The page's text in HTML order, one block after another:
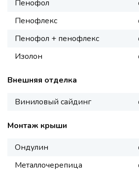
Пенофол
Пенофлекс
Пенофол + пенофлекс
Изолон
Внешняя отделка
Виниловый сайдинг
Монтаж крыши
Ондулин
Металлочерепица